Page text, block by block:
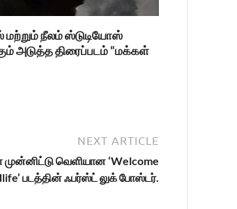
மற்றும் நீலம் ஸ்டுடியோஸ்
அடுத்த திரைப்படம் “மக்கள்
NEXT ARTICLE
முன்னிட்டு வெளியான ‘Welcome
படத்தின் ஃபர்ஸ்ட் லுக் போஸ்டர்.